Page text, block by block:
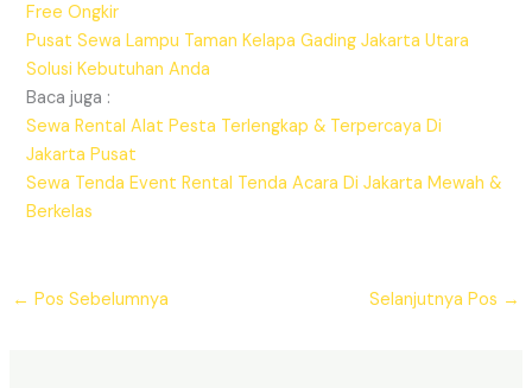
Free Ongkir
Pusat Sewa Lampu Taman Kelapa Gading Jakarta Utara
Solusi Kebutuhan Anda
Baca juga :
Sewa Rental Alat Pesta Terlengkap & Terpercaya Di
Jakarta Pusat
Sewa Tenda Event Rental Tenda Acara Di Jakarta Mewah &
Berkelas
← Pos Sebelumnya Selanjutnya Pos →